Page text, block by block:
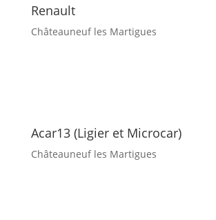
Renault
Châteauneuf les Martigues
Acar13 (Ligier et Microcar)
Châteauneuf les Martigues